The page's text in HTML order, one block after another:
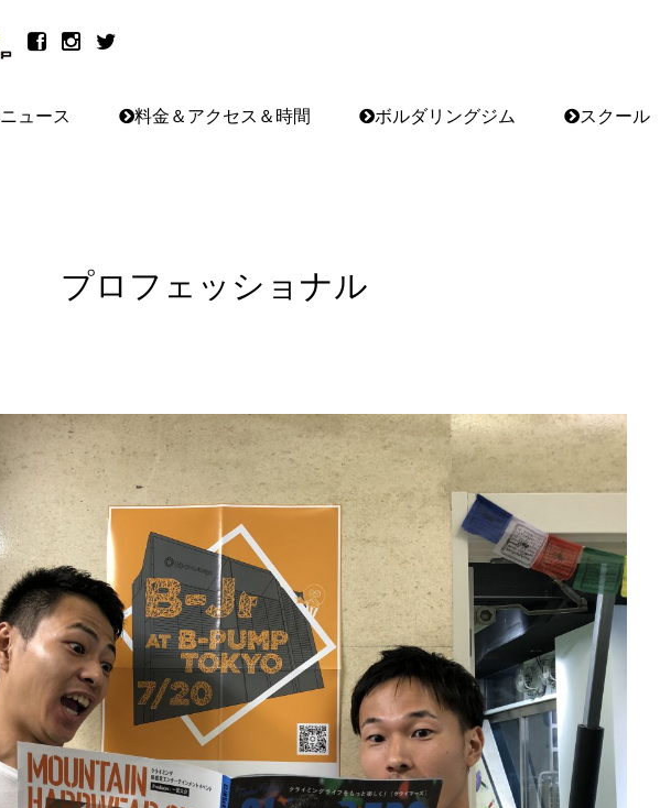
ニュース 料金＆アクセス＆時間 ボルダリングジム スクール
プロフェッショナル